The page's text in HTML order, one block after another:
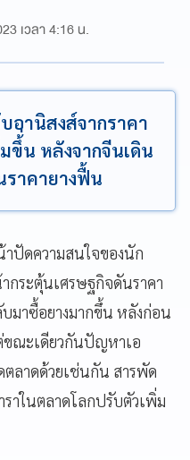
เวลา 4:16 น.
อานิสงส์จากราคา
ขึ้่น หลังจากจีนเดิน
าคายางฟื้น
ปัดความสนใจของนัก
กระตุ้นเศรษฐกิจดันราคา
มาซื้อยางมากขึ้น หลังก่อน
ณะเดียวกันปัญหาเอ
ลาดด้วยเช่นกัน สารพัด
าในตลาดโลกปรับตัวเพิ่ม